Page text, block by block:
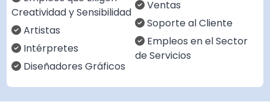
Creatividad y Sensibilidad
Artistas
Intérpretes
Diseñadores Gráficos
Ventas
Soporte al Cliente
Empleos en el Sector
de Servicios